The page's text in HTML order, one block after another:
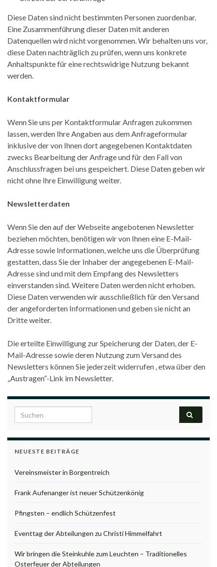
Diese Daten sind nicht bestimmten Personen zuordenbar.
Eine Zusammenführung dieser Daten mit anderen
Datenquellen wird nicht vorgenommen. Wir behalten uns vor,
diese Daten nachträglich zu prüfen, wenn uns konkrete
Anhaltspunkte für eine rechtswidrige Nutzung bekannt
werden.
Kontaktformular
Wenn Sie uns per Kontaktformular Anfragen zukommen
lassen, werden Ihre Angaben aus dem Anfrageformular
inklusive der von Ihnen dort angegebenen Kontaktdaten
zwecks Bearbeitung der Anfrage und für den Fall von
Anschlussfragen bei uns gespeichert. Diese Daten geben wir
nicht ohne Ihre Einwilligung weiter.
Newsletterdaten
Wenn Sie den auf der Webseite angebotenen Newsletter
beziehen möchten, benötigen wir von Ihnen eine E-Mail-
Adresse sowie Informationen, welche uns die Überprüfung
gestatten, dass Sie der Inhaber der angegebenen E-Mail-
Adresse sind und mit dem Empfang des Newsletters
einverstanden sind. Weitere Daten werden nicht erhoben.
Diese Daten verwenden wir ausschließlich für den Versand
der angeforderten Informationen und geben sie nicht an
Dritte weiter.
Die erteilte Einwilligung zur Speicherung der Daten, der E-
Mail-Adresse sowie deren Nutzung zum Versand des
Newsletters können Sie jederzeit widerrufen , etwa über den
„Austragen“-Link im Newsletter.
Search for:
NEUESTE BEITRÄGE
Vereinsmeister in Borgentreich
Frank Aufenanger ist neuer Schützenkönig
Pfingsten – endlich Schützenfest
Eventtag der Abteilungen zu Christi Himmelfahrt
Wir bringen die Steinkuhle zum Leuchten – Traditionelles
Osterfeuer der Abteilungen